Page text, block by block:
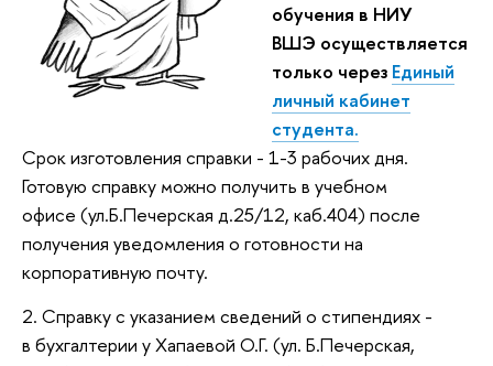
обучения в НИУ
ВШЭ осуществляется
только через Единый
личный кабинет
студента.
Срок изготовления справки - 1-3 рабочих дня.
Готовую справку можно получить в учебном
офисе (ул.Б.Печерская д.25/12, каб.404) после
получения уведомления о готовности на
корпоративную почту.
2. Справку с указанием сведений о стипендиях -
в бухгалтерии у Хапаевой О.Г. (ул. Б.Печерская,